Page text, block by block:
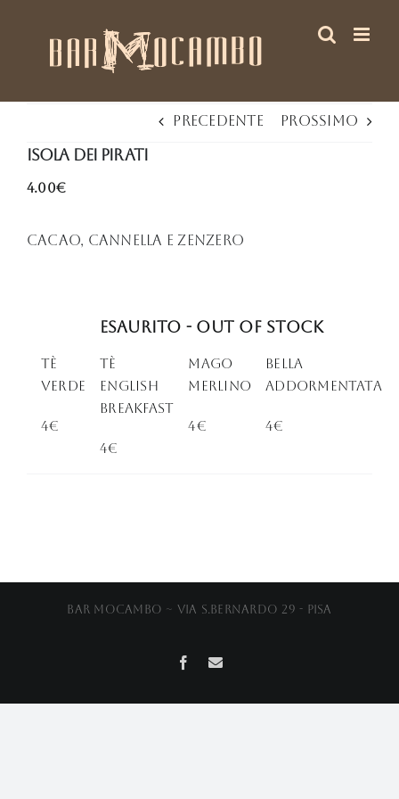
Precedente Prossimo
Isola dei Pirati
4.00€
Cacao, cannella e zenzero
Esaurito - Out of stock
Tè
Verde
4€
Tè
English
Breakfast
4€
Mago
Merlino
4€
Bella
Addormentata
4€
Bar Mocambo ~ Via S.Bernardo 29 - Pisa
Facebook
Email